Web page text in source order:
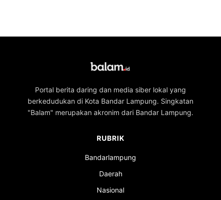
Portal berita daring dan media siber lokal yang
berkedudukan di Kota Bandar Lampung. Singkatan
"Balam" merupakan akronim dari Bandar Lampung.
RUBRIK
Bandarlampung
Daerah
Nasional